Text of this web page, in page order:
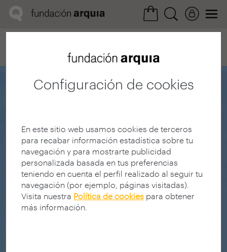
Configuración de cookies
En este sitio web usamos cookies de terceros
para recabar información estadística sobre tu
navegación y para mostrarte publicidad
personalizada basada en tus preferencias
teniendo en cuenta el perfil realizado al seguir tu
navegación (por ejemplo, páginas visitadas).
Visita nuestra Política de cookies para obtener
más información.
Ficha realización